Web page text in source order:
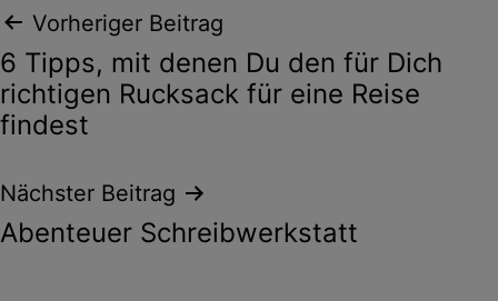
Beitragsnavigation
Vorheriger Beitrag
6 Tipps, mit denen Du den für Dich
richtigen Rucksack für eine Reise
findest
Nächster Beitrag
Abenteuer Schreibwerkstatt